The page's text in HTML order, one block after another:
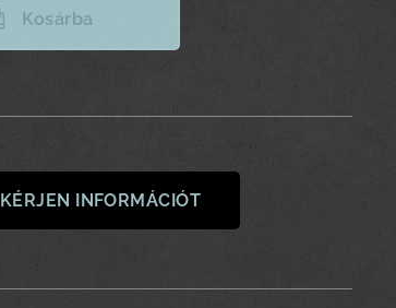
Kosárba
KÉRJEN INFORMÁCIÓT